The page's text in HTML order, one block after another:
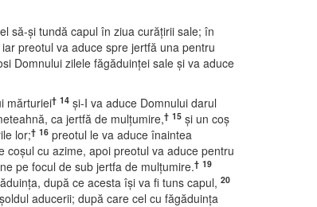
să-şi tundă capul în ziua curăţirii sale; în
iar preotul va aduce spre jertfă una pentru
Domnului zilele făgăduinţei sale şi va aduce
mărturiei† 14 şi-I va aduce Domnului darul
ca jertfă de mulţumire,† 15 şi un coş
lor;† 16 preotul le va aduce înaintea
cu azime, apoi preotul va aduce pentru
pe focul de sub jertfa de mulţumire.† 19
după ce acesta îşi va fi tuns capul, 20
aducerii; după care cel cu făgăduinţa